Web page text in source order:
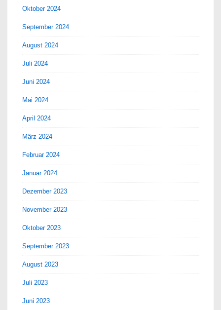
Oktober 2024
September 2024
August 2024
Juli 2024
Juni 2024
Mai 2024
April 2024
März 2024
Februar 2024
Januar 2024
Dezember 2023
November 2023
Oktober 2023
September 2023
August 2023
Juli 2023
Juni 2023